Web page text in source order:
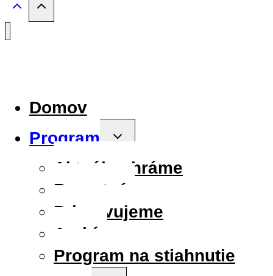
Domov
Program
Toggle
Aktuálne hráme
Repertoár
Pripravujeme
Archív
Program na stiahnutie